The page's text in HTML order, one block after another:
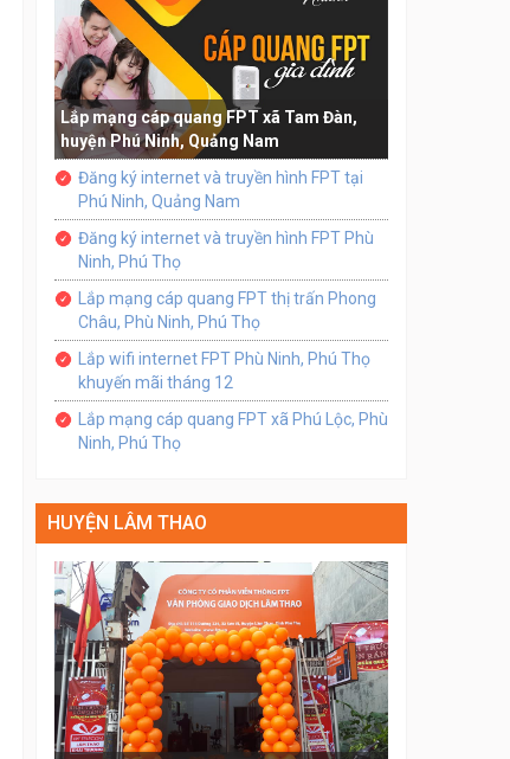
Lắp mạng cáp quang FPT xã Tam Đàn,
huyện Phú Ninh, Quảng Nam
Đăng ký internet và truyền hình FPT tại
Phú Ninh, Quảng Nam
Đăng ký internet và truyền hình FPT Phù
Ninh, Phú Thọ
Lắp mạng cáp quang FPT thị trấn Phong
Châu, Phù Ninh, Phú Thọ
Lắp wifi internet FPT Phù Ninh, Phú Thọ
khuyến mãi tháng 12
Lắp mạng cáp quang FPT xã Phú Lộc, Phù
Ninh, Phú Thọ
HUYỆN LÂM THAO